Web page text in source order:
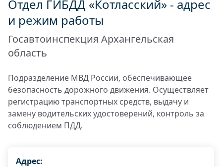
Отдел ГИБДД «Котласский» - адрес
и режим работы
Госавтоинспекция Архангельская
область
Подразделение МВД России, обеспечивающее
безопасность дорожного движения. Осуществляет
регистрацию транспортных средств, выдачу и
замену водительских удостоверений, контроль за
соблюдением ПДД.
Адрес: